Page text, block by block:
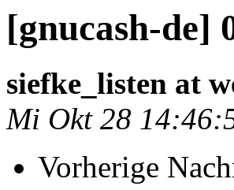
[gnucash-de]
siefke_listen at
Mi Okt 28
Vorherige